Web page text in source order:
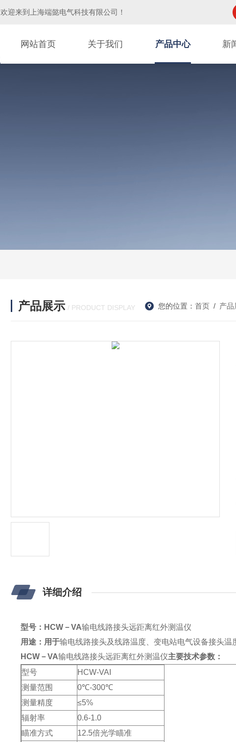
欢迎来到 上海端懿电气科技有限公司 ！
网站首页 关于我们 产品中心 新
产品展示 / PRODUCT DISPLAY 您的位置： 首页/ 产品
详细介绍
型号：HCW－VA输电线路接头远距离红外测温仪
用途：用于输电线路接头及线路温度、变电站电气设备接头温
HCW－VA输电线路接头远距离红外测温仪主要技术参数：
型号
HCW-VAI
测量范围
0℃-300℃
测量精度
≤5%
辐射率
0.6-1.0
瞄准方式
12.5倍光学瞄准